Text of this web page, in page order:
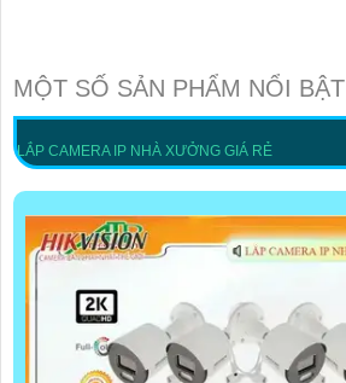
MỘT SỐ SẢN PHẨM NỔI BẬT
LẮP CAMERA IP NHÀ XƯỞNG GIÁ RẺ